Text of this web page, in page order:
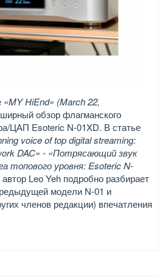
«MY HiEnd» (March 22,
обзор флагманского
ЦАП Esoteric N-01XD. В статье
voice of top digital streaming:
DAC» - «Потрясающий звук
топового уровня: Esoteric N-
автор Leo Yeh подробно разбирает
модели N-01 и
членов редакции) впечатления